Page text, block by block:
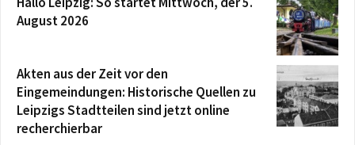
August 2026
Akten aus der Zeit vor den
Eingemeindungen: Historische Quellen zu
Leipzigs Stadtteilen sind jetzt online
recherchierbar